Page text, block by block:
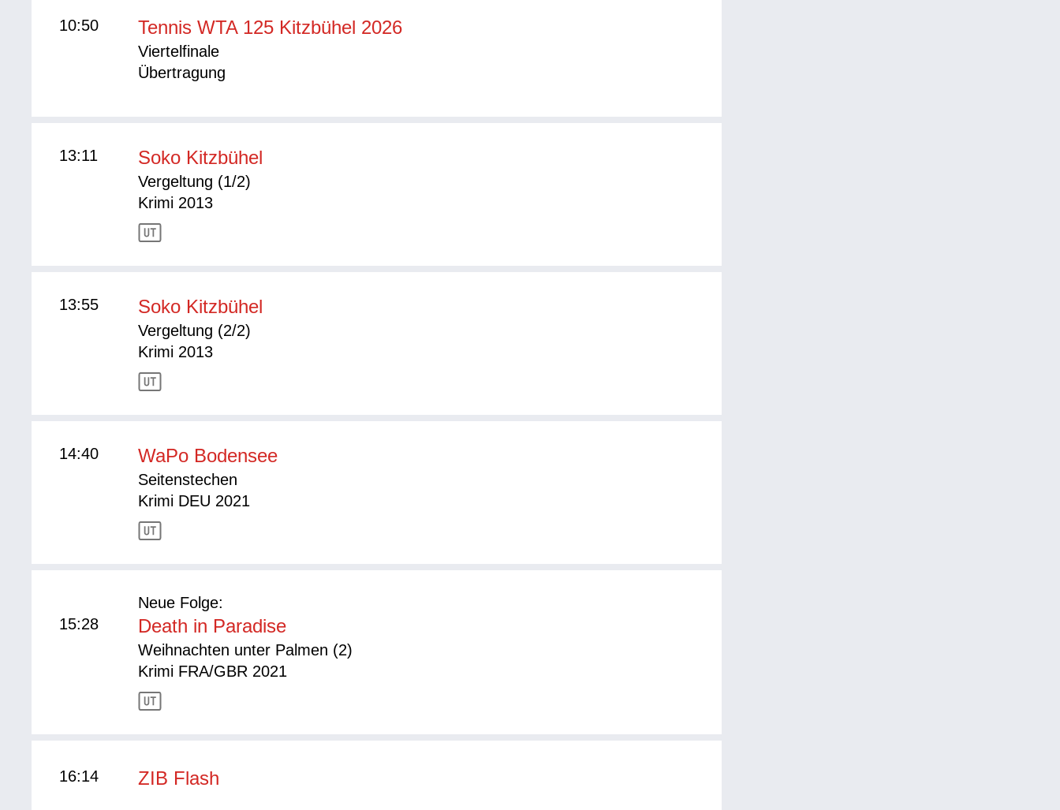
10:50 Tennis WTA 125 Kitzbühel 2026
Viertelfinale
Übertragung
13:11 Soko Kitzbühel
Vergeltung (1/2)
Krimi 2013
13:55 Soko Kitzbühel
Vergeltung (2/2)
Krimi 2013
14:40 WaPo Bodensee
Seitenstechen
Krimi DEU 2021
Neue Folge:
15:28
Death in Paradise
Weihnachten unter Palmen (2)
Krimi FRA/GBR 2021
16:14 ZIB Flash